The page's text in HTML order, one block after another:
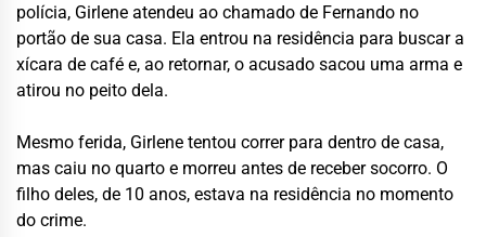
polícia, Girlene atendeu ao chamado de Fernando no
portão de sua casa. Ela entrou na residência para buscar a
xícara de café e, ao retornar, o acusado sacou uma arma e
atirou no peito dela.
Mesmo ferida, Girlene tentou correr para dentro de casa,
mas caiu no quarto e morreu antes de receber socorro. O
filho deles, de 10 anos, estava na residência no momento
do crime.